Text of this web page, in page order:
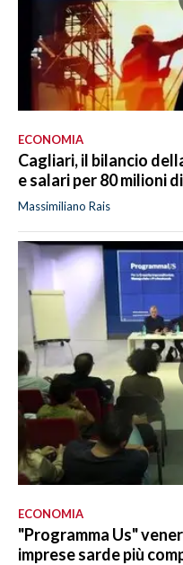
ECONOMIA
Cagliari, il bilancio
e salari per 80 milioni
Massimiliano Rais
ECONOMIA
"Programma Us"
imprese sarde più